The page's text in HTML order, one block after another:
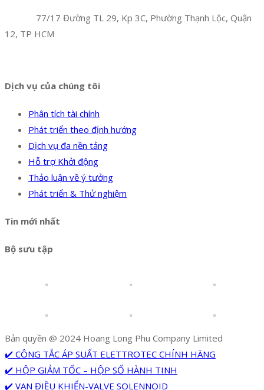
77/17 Đường TL 29, Kp 3C, Phường Thạnh Lộc, Quận
12, TP HCM
Dịch vụ của chúng tôi
Phân tích tài chính
Phát triển theo định hướng
Dịch vụ đa nền tảng
Hỗ trợ Khởi động
Thảo luận về ý tưởng
Phát triển & Thử nghiệm
Tin mới nhất
Bộ sưu tập
Bản quyền @ 2024 Hoang Long Phu Company Limited
✔️ CÔNG TẮC ÁP SUẤT ELETTROTEC CHÍNH HÃNG
✔️ HỘP GIẢM TỐC – HỘP SỐ HÀNH TINH
✔️ VAN ĐIỀU KHIỂN-VALVE SOLENNOID